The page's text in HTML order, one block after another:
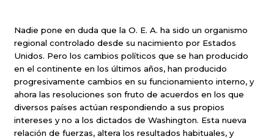
Nadie pone en duda que la O. E. A. ha sido un organismo
regional controlado desde su nacimiento por Estados
Unidos. Pero los cambios políticos que se han producido
en el continente en los últimos años, han producido
progresivamente cambios en su funcionamiento interno, y
ahora las resoluciones son fruto de acuerdos en los que
diversos países actúan respondiendo a sus propios
intereses y no a los dictados de Washington. Esta nueva
relación de fuerzas, altera los resultados habituales, y